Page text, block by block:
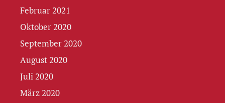
Februar 2021
Oktober 2020
September 2020
August 2020
Juli 2020
März 2020